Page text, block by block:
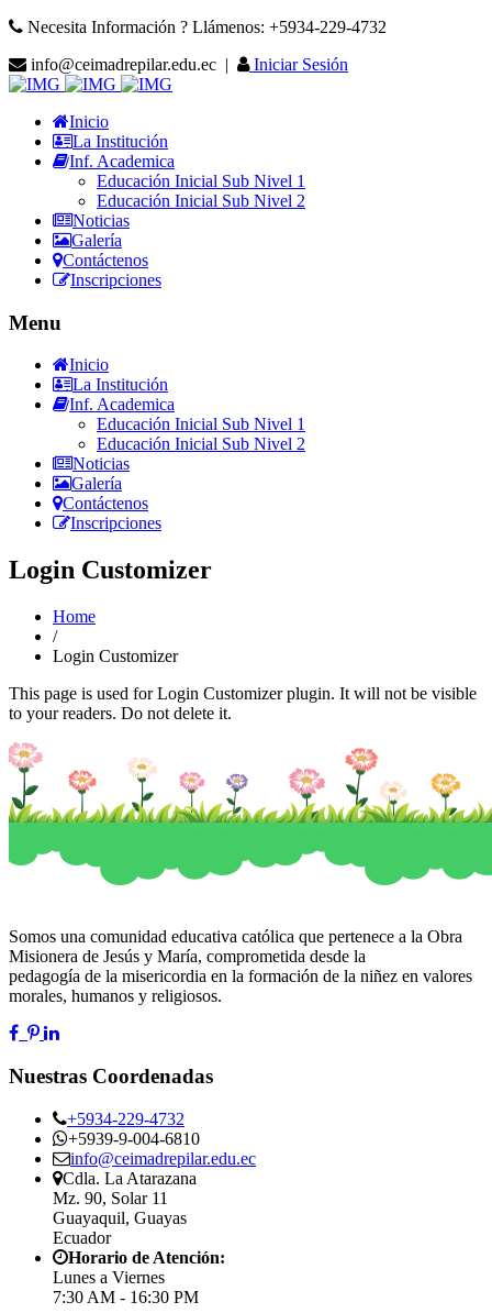
Necesita Información ? Llámenos: +5934-229-4732
info@ceimadrepilar.edu.ec |
Iniciar Sesión
Inicio
La Institución
Inf. Academica
Educación Inicial Sub Nivel 1
Educación Inicial Sub Nivel 2
Noticias
Galería
Contáctenos
Inscripciones
Menu
Inicio
La Institución
Inf. Academica
Educación Inicial Sub Nivel 1
Educación Inicial Sub Nivel 2
Noticias
Galería
Contáctenos
Inscripciones
Login Customizer
Home
/
Login Customizer
This page is used for Login Customizer plugin. It will not be visible
to your readers. Do not delete it.
Somos una comunidad educativa católica que pertenece a la Obra
Misionera de Jesús y María, comprometida desde la
pedagogía de la misericordia en la formación de la niñez en valores
morales, humanos y religiosos.
Nuestras Coordenadas
+5934-229-4732
+5939-9-004-6810
info@ceimadrepilar.edu.ec
Cdla. La Atarazana
Mz. 90, Solar 11
Guayaquil, Guayas
Ecuador
Horario de Atención:
Lunes a Viernes
7:30 AM - 16:30 PM